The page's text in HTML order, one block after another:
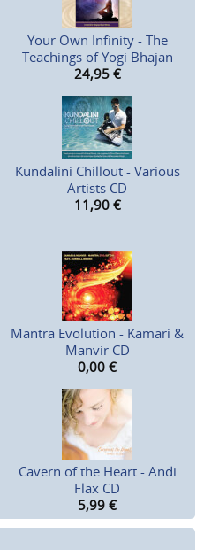
Your Own Infinity - The
Teachings of Yogi Bhajan
24,95 €
Kundalini Chillout - Various
Artists CD
11,90 €
Mantra Evolution - Kamari &
Manvir CD
0,00 €
Cavern of the Heart - Andi
Flax CD
5,99 €